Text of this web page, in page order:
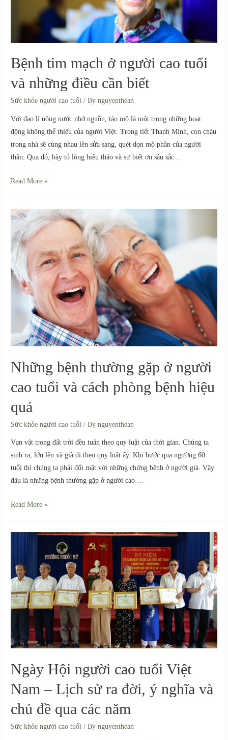
Bệnh tim mạch ở người cao tuổi
và những điều cần biết
Sức khỏe người cao tuổi / Bynguyenthean
Với đạo lí uống nước nhớ nguồn, tảo mộ là một trong những hoạt
động không thể thiếu của người Việt. Trong tiết Thanh Minh, con cháu
trong nhà sẽ cùng nhau lên sửa sang, quét dọn mộ phần của người
thân. Qua đó, bày tỏ lòng hiếu thảo và sự biết ơn sâu sắc …
Read More »
Những bệnh thường gặp ở người
cao tuổi và cách phòng bệnh hiệu
quả
Sức khỏe người cao tuổi / Bynguyenthean
Vạn vật trong đất trời đều tuân theo quy luật của thời gian. Chúng ta
sinh ra, lớn lên và già đi theo quy luật ấy. Khi bước qua ngưỡng 60
tuổi thì chúng ta phải đối mặt với những chứng bệnh ở người già. Vậy
đâu là những bệnh thường gặp ở người cao …
Read More »
Ngày Hội người cao tuổi Việt
Nam – Lịch sử ra đời, ý nghĩa và
chủ đề qua các năm
Sức khỏe người cao tuổi / Bynguyenthean